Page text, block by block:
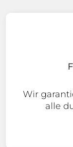
Wir
alle